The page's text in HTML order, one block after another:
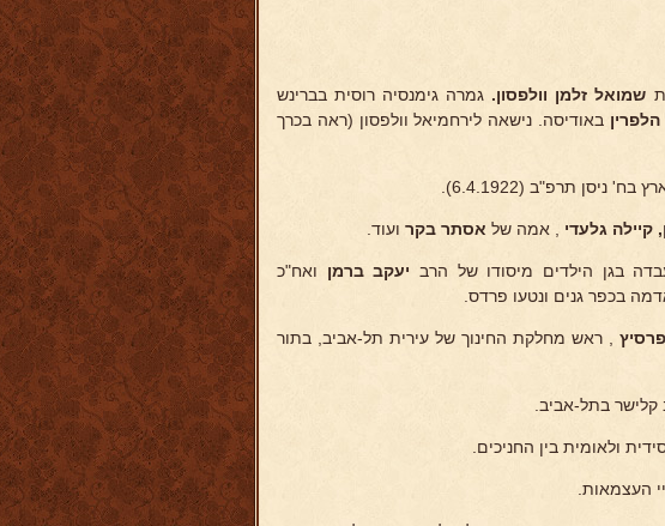
שמואל זלמן וולפסון. גמרה גימנסיה רוסית בברינש
הלפרין באודיסה. נישאה לירחמיאל וולפסון (ראה בכרך
תרפ"ב (6.4.1922).
קיילה גלעדי , אמה של אסתר בקר ועוד.
בגן הילדים מיסודו של הרביעקב ברמן ואח"כ
בכפר גנים ונטעו פרדס.
, ראש מחלקת החינוך של עירית תל-אביב, בתור
ולאומית בין החניכים.
העצמאות.